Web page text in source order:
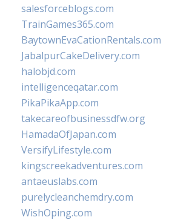
salesforceblogs.com
TrainGames365.com
BaytownEvaCationRentals.com
JabalpurCakeDelivery.com
halobjd.com
intelligenceqatar.com
PikaPikaApp.com
takecareofbusinessdfw.org
HamadaOfJapan.com
VersifyLifestyle.com
kingscreekadventures.com
antaeuslabs.com
purelycleanchemdry.com
WishOping.com